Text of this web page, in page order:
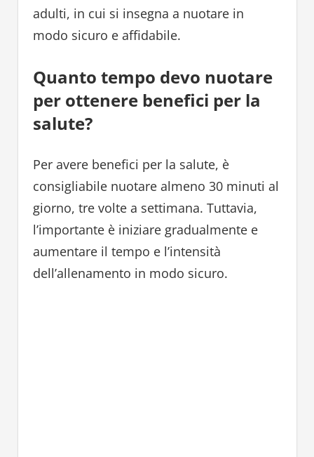
adulti, in cui si insegna a nuotare in
modo sicuro e affidabile.
Quanto tempo devo nuotare
per ottenere benefici per la
salute?
Per avere benefici per la salute, è
consigliabile nuotare almeno 30 minuti al
giorno, tre volte a settimana. Tuttavia,
l’importante è iniziare gradualmente e
aumentare il tempo e l’intensità
dell’allenamento in modo sicuro.